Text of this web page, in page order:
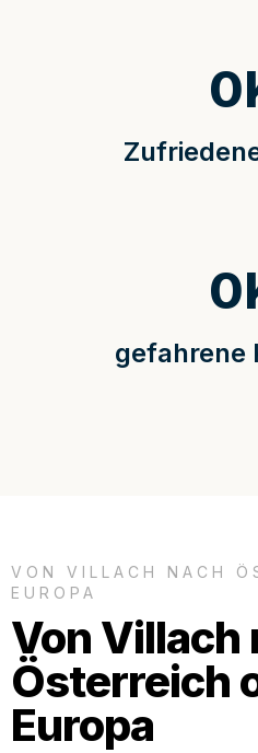
0
gefahrene
0
VON VILLACH NACH
EUROPA
Von Villach
Österreich
Europa